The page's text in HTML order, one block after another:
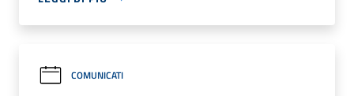
COMUNICATI